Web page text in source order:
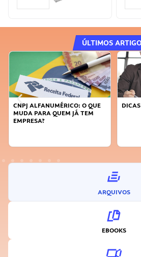
ÚLTIMOS
CNPJ ALFANUMÉRICO: O QUE
MUDA PARA QUEM JÁ TEM
EMPRESA?
ARQUIVOS
EBOOKS